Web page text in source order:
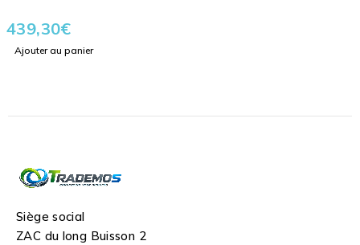
439,30€
Ajouter au panier
Siège social
ZAC du long Buisson 2